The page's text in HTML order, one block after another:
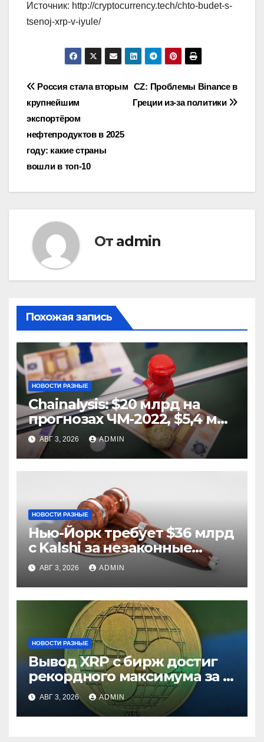
Источник: http://cryptocurrency.tech/chto-budet-s-
tsenoj-xrp-v-iyule/
Навигация
по
записям
CZ: Проблемы Binance в
Греции из-за политики
Россия стала вторым
крупнейшим
экспортёром
нефтепродуктов в 2025
году: какие страны
вошли в топ-10
От admin
Похожая запись
НОВОСТИ РАЗНЫЕ
Chainalysis: $20 млрд на
прогнозах ЧМ-2022, $5,4 млн
из них незаконные
АВГ 3, 2026 ADMIN
НОВОСТИ РАЗНЫЕ
Нью-Йорк требует $36 млрд
с Kalshi за незаконные
ставки
АВГ 3, 2026 ADMIN
НОВОСТИ РАЗНЫЕ
Вывод XRP с бирж достиг
рекордного максимума за 5
летАВГ 3, 2026 ADMIN